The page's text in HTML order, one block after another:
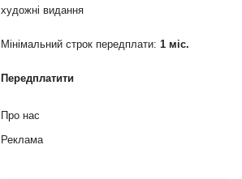
художні видання
Мінімальний строк передплати: 1 міс.
Передплатити
Про нас
Реклама